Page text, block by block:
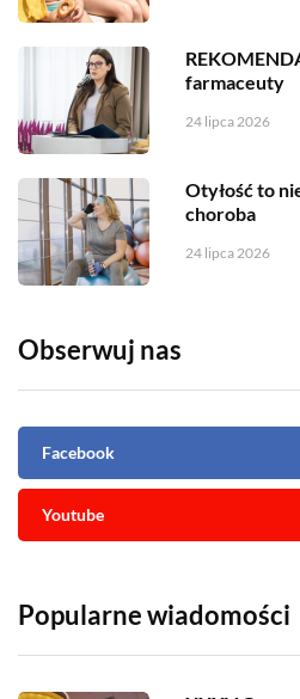
farmaceuty
24 lipca 2026
Otyłość to
choroba
24 lipca 2026
Obserwuj nas
Facebook
Youtube
Popularne wiadomości